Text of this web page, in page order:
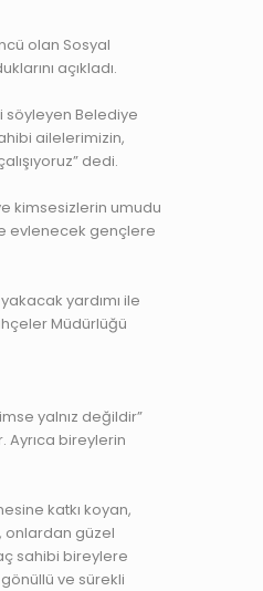
olan Sosyal
açıkladı.
söyleyen Belediye
ailelerimizin,
dedi.
kimsesizlerin umudu
evlenecek gençlere
yardımı ile
Müdürlüğü
yalnız değildir”
Ayrıca bireylerin
katkı koyan,
onlardan güzel
sahibi bireylere
ve sürekli